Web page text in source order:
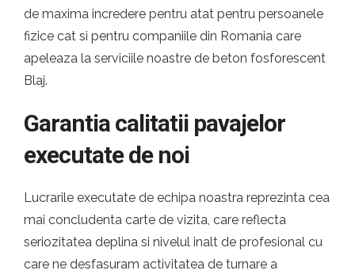
de maxima incredere pentru atat pentru persoanele
fizice cat si pentru companiile din Romania care
apeleaza la serviciile noastre de beton fosforescent
Blaj.
Garantia calitatii pavajelor
executate de noi
Lucrarile executate de echipa noastra reprezinta cea
mai concludenta carte de vizita, care reflecta
seriozitatea deplina si nivelul inalt de profesional cu
care ne desfasuram activitatea de turnare a